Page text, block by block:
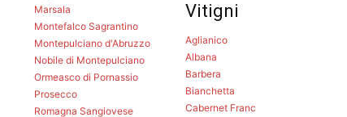
Marsala
Montefalco Sagrantino
Montepulciano d'Abruzzo
Nobile di Montepulciano
Ormeasco di Pornassio
Prosecco
Romagna Sangiovese
Vitigni
Aglianico
Albana
Barbera
Bianchetta
Cabernet Franc